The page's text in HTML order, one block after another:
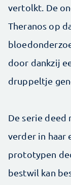
vertolkt. De
Theranos op
door dankzij
druppeltje
De serie deed
verder in haar
prototypen
bestwil kan